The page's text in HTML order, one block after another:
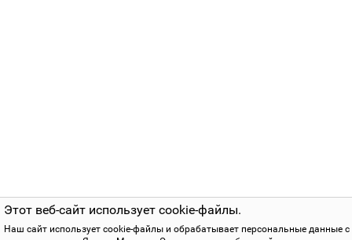
Этот веб-сайт использует cookie-файлы.
Наш сайт использует cookie-файлы и обрабатывает персональные данные с